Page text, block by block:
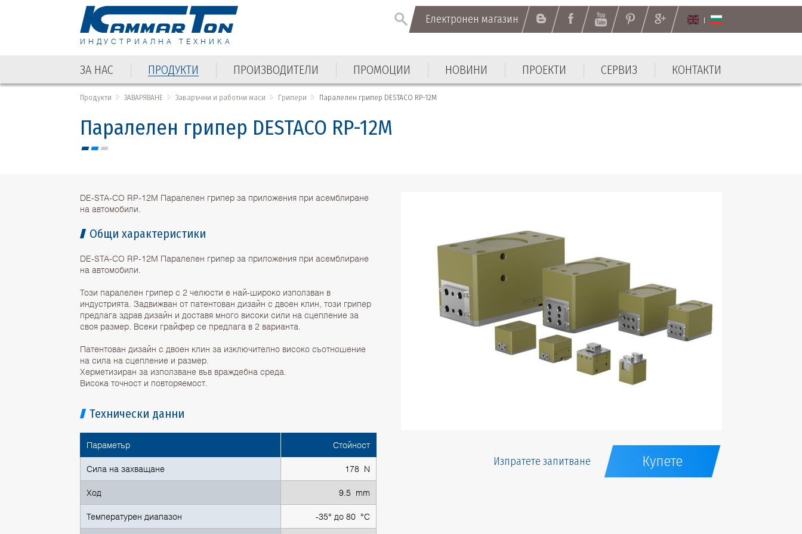
ИНДУСТРИАЛНА ТЕХНИКА
Електронен магазин
ЗА НАС ПРОДУКТИ ПРОИЗВОДИТЕЛИ ПРОМОЦИИ НОВИНИ ПРОЕКТИ СЕРВИЗ КОНТАКТИ
Продукти ЗАВАРЯВАНЕ Заваръчни и работни маси Грипери Паралелен грипер DESTACO RP-12M
Паралелен грипер DESTACO RP-12M
DE-STA-CO RP-12M Паралелен грипер за приложения при асемблиране
на автомобили.
Общи характеристики
DE-STA-CO RP-12M Паралелен грипер за приложения при асемблиране
на автомобили.
Този паралелен грипер с 2 челюсти е най-широко използван в
индустрията. Задвижван от патентован дизайн с двоен клин, този грипер
предлага здрав дизайн и доставя много високи сили на сцепление за
своя размер. Всеки грайфер се предлага в 2 варианта.
Патентован дизайн с двоен клин за изключително високо съотношение
на сила на сцепление и размер.
Херметизиран за използване във враждебна среда.
Висока точност и повторяемост.
Технически данни
Параметър Стойност
Сила на захващане 178 N
Ход 9.5 mm
Температурен диапазон -35° до 80 °C
Изпратете запитване Купете